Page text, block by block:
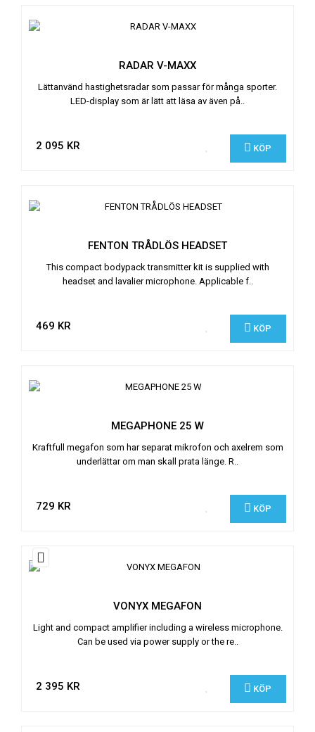
RADAR V-MAXX
Lättanvänd hastighetsradar som passar för många sporter.
LED-display som är lätt att läsa av även på..
2 095 KR KÖP
FENTON TRÅDLÖS HEADSET
This compact bodypack transmitter kit is supplied with
headset and lavalier microphone. Applicable f..
469 KR KÖP
MEGAPHONE 25 W
Kraftfull megafon som har separat mikrofon och axelrem som
underlättar om man skall prata länge. R..
729 KR KÖP
VONYX MEGAFON
Light and compact amplifier including a wireless microphone.
Can be used via power supply or the re..
2 395 KR KÖP